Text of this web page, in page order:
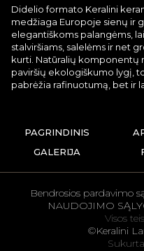
Didelio formato Keralini
medžiaga Europoje sienų ir
elegantiškoms palangėms,
stalviršiams, salelėms ir net
kurti. Natūralių komponentų
paviršių ekologiškumo lygį,
pabrėžia rafinuotumą, bet ir
PAGRINDINIS
GALERIJA
Visos
©Keralini
Bendrosios pardavimo
NAUDOJIMO